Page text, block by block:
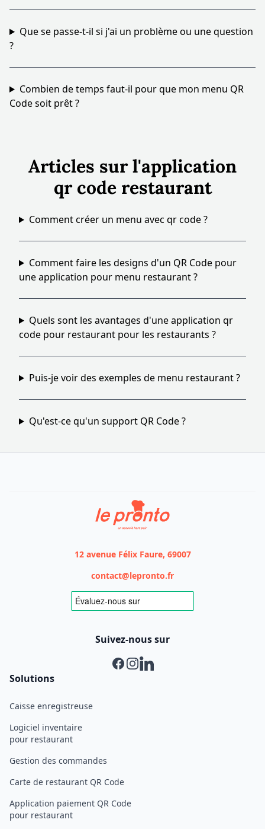
Que se passe-t-il si j'ai un problème ou une question
?
Combien de temps faut-il pour que mon menu QR
Code soit prêt ?
Articles sur l'application
qr code restaurant
Comment créer un menu avec qr code ?
Comment faire les designs d'un QR Code pour
une application pour menu restaurant ?
Quels sont les avantages d'une application qr
code pour restaurant pour les restaurants ?
Puis-je voir des exemples de menu restaurant ?
Qu'est-ce qu'un support QR Code ?
12 avenue Félix Faure, 69007
contact@lepronto.fr
Suivez-nous sur
Facebook
Instagram
Linkedin
Solutions
Caisse enregistreuse
Logiciel inventaire
pour restaurant
Gestion des commandes
Carte de restaurant QR Code
Application paiement QR Code
pour restaurant